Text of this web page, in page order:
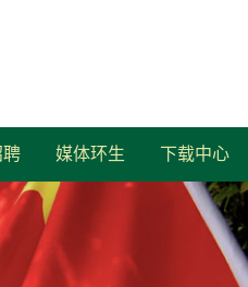
聘 媒体环生 下载中心